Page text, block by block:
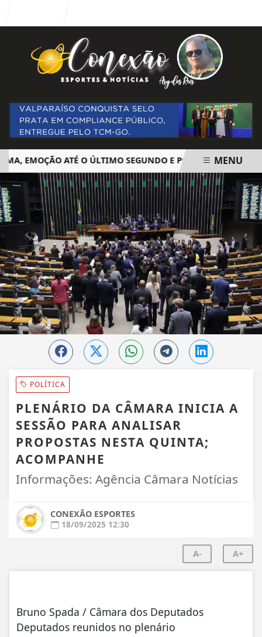
EMOÇÃO ATÉ O ÚLTIMO SEGUNDO E POLÊMICA. BIG
EM ALTA
MENU
POLÍTICA
PLENÁRIO DA CÂMARA INICIA A
SESSÃO PARA ANALISAR
PROPOSTAS NESTA QUINTA;
ACOMPANHE
Informações: Agência Câmara Notícias
CONEXÃO ESPORTES
18/09/2025 12:30
A- A+
Bruno Spada / Câmara dos Deputados
Deputados reunidos no plenário